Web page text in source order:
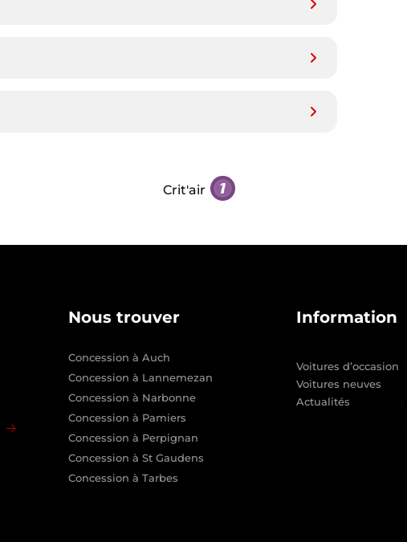
Crit'air
Nous trouver
Concession à Auch
Concession à Lannemezan
Concession à Narbonne
Concession à Pamiers
Concession à Perpignan
Concession à St Gaudens
Concession à Tarbes
Information
Voitures d’occasion
Voitures neuves
Actualités